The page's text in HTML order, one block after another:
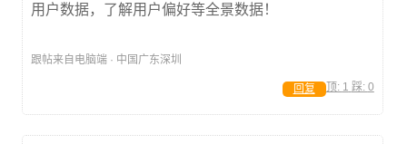
用户数据，了解用户偏好等全景数据！
跟帖来自电脑端 · 中国广东深圳
顶: 1 踩: 0
回复